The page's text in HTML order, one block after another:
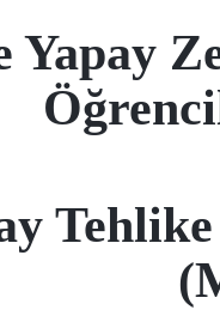
Yapay
Tehlike